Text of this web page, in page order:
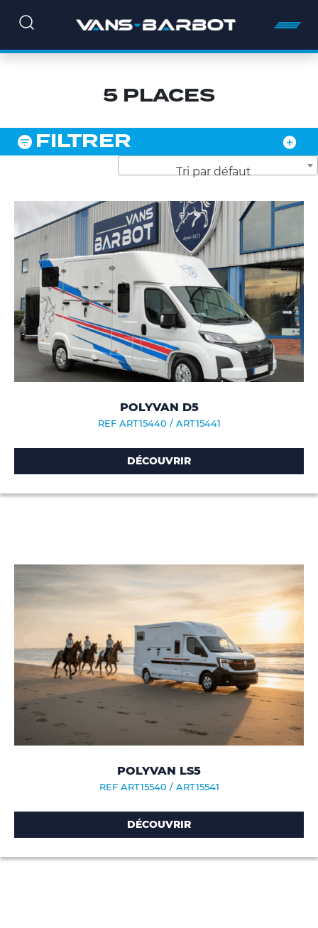
5 PLACES
FILTRER
Tri par défaut
POLYVAN D5
REF ART15440 / ART15441
DÉCOUVRIR
POLYVAN LS5
REF ART15540 / ART15541
DÉCOUVRIR